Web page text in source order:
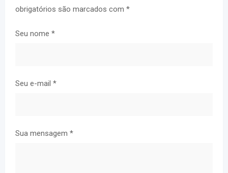
obrigatórios são marcados com *
Seu nome *
Seu e-mail *
Sua mensagem *